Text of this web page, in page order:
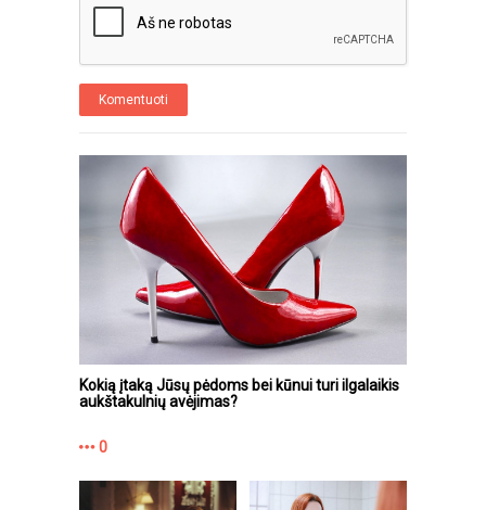
Komentuoti
Kokią įtaką Jūsų pėdoms bei kūnui turi ilgalaikis
aukštakulnių avėjimas?
0